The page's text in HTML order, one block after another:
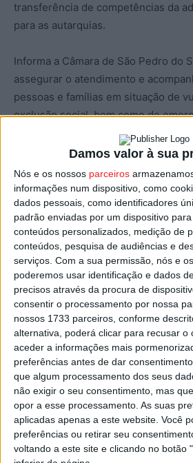
Damos valor à sua
Nós e os nossos parceiros
informações num dispositivo, como
dados pessoais, como identificadores
padrão enviadas por um dispositivo
conteúdos personalizados, medição de
conteúdos, pesquisa de audiências e
serviços. Com a sua permissão, nós e
poderemos usar identificação e dados
precisos através da procura de
consentir o processamento por nossa
nossos 1733 parceiros, conforme
alternativa, poderá clicar para recusar o
aceder a informações mais
preferências antes de dar consentimento.
que algum processamento dos seus
não exigir o seu consentimento, mas
opor a esse processamento. As suas
aplicadas apenas a este website. Você
preferências ou retirar seu
voltando a este site e clicando no botão
transferência de competências da
para as autarquias.
Informa a Câmara de São Pedro do
assegurar o atendimento e
pessoas e famílias em situação de
exclusão social, bem como de
de um apoio de proximidade à
O atendimento e acompanhamento
segundas e terças-feiras, das 09:30
marcação.
Esta e outras notícias para ouvir na
FM ou emwww.968.fm
Pub
TAGS São Pedro do Sul